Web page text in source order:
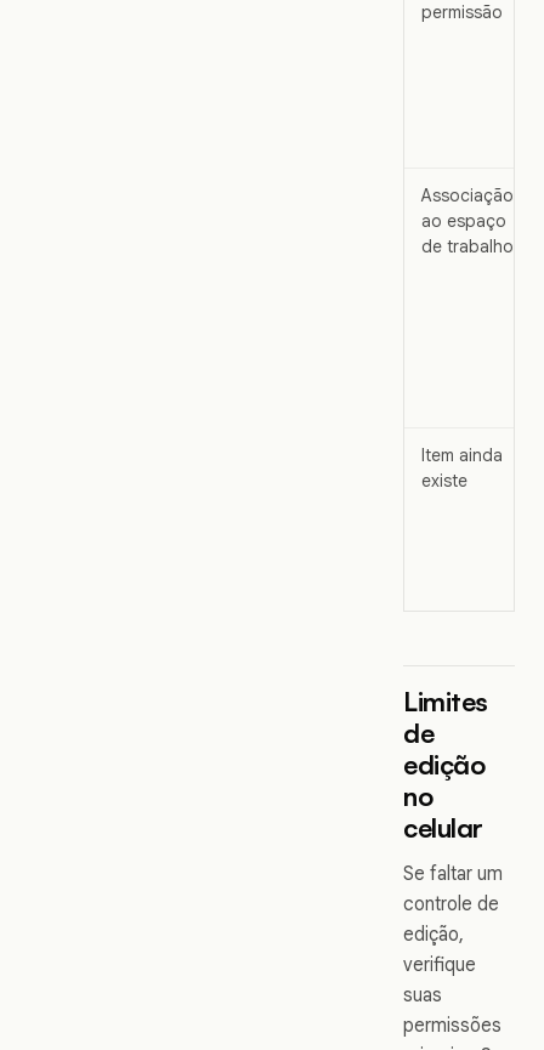
permissão
Associação
ao espaço
de trabalho
Item ainda
existe
Limites
de
edição
no
celular
Se faltar um
controle de
edição,
verifique
suas
permissões